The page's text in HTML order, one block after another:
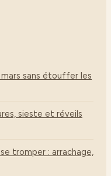
sans étouffer les
sieste et réveils
tromper : arrachage,